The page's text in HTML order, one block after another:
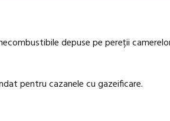
depuse pe pereții
pentru cazanele cu gazeificare.